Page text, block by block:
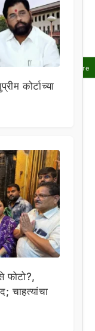
Share
कोर्टाच्या
फोटो?,
चाहत्यांचा